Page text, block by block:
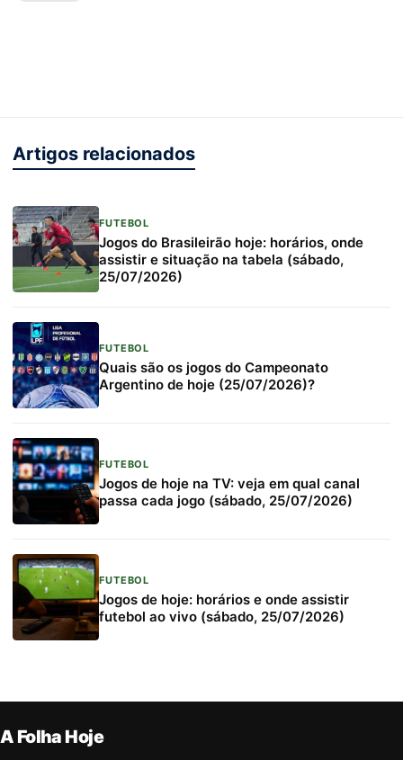
Artigos relacionados
FUTEBOL
Jogos do Brasileirão hoje: horários, onde
assistir e situação na tabela (sábado,
25/07/2026)
FUTEBOL
Quais são os jogos do Campeonato
Argentino de hoje (25/07/2026)?
FUTEBOL
Jogos de hoje na TV: veja em qual canal
passa cada jogo (sábado, 25/07/2026)
FUTEBOL
Jogos de hoje: horários e onde assistir
futebol ao vivo (sábado, 25/07/2026)
A Folha Hoje